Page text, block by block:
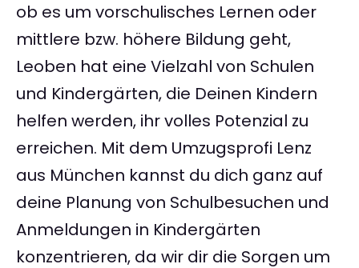
ob es um vorschulisches Lernen oder
mittlere bzw. höhere Bildung geht,
Leoben hat eine Vielzahl von Schulen
und Kindergärten, die Deinen Kindern
helfen werden, ihr volles Potenzial zu
erreichen. Mit dem Umzugsprofi Lenz
aus München kannst du dich ganz auf
deine Planung von Schulbesuchen und
Anmeldungen in Kindergärten
konzentrieren, da wir dir die Sorgen um